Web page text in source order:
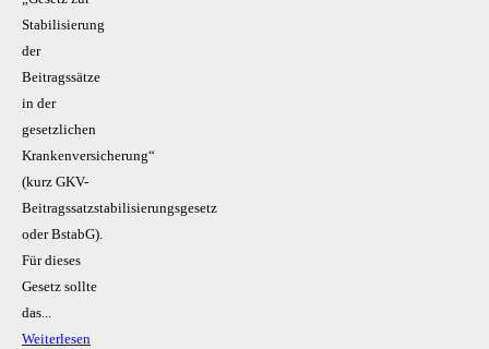
Stabilisierung
der
Beitragssätze
in der
gesetzlichen
Krankenversicherung“
(kurz GKV-
Beitragssatzstabilisierungsgesetz
oder BstabG).
Für dieses
Gesetz sollte
das...
Weiterlesen